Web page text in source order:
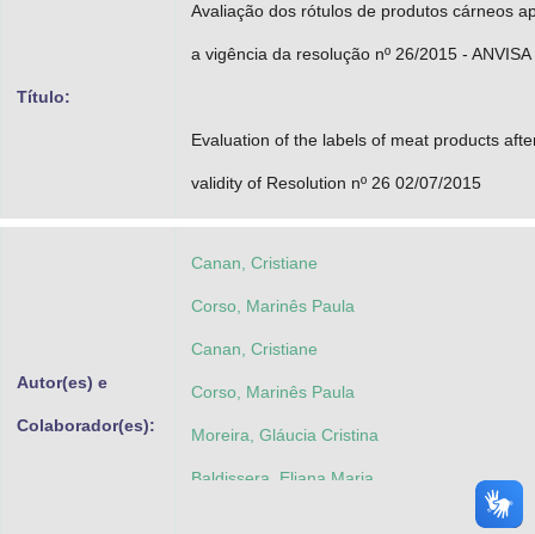
Título:
Avaliação dos rótulos de produtos cárneos
a vigência da resolução nº 26/2015 - ANVISA
Evaluation of the labels of meat products
validity of Resolution nº 26 02/07/2015
Autor(es) e
Colaborador(es):
Canan, Cristiane
Corso, Marinês Paula
Canan, Cristiane
Corso, Marinês Paula
Moreira, Gláucia Cristina
Baldissera, Eliana Maria